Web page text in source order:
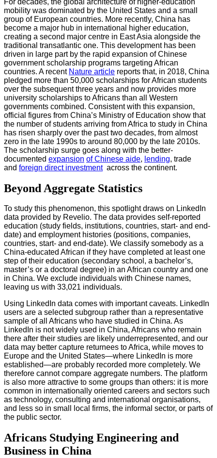
mobility was dominated by the United States and a small
group of European countries. More recently, China has
become a major hub in international higher education,
creating a second major centre in East Asia alongside the
traditional transatlantic one. This development has been
driven in large part by the rapid expansion of Chinese
government scholarship programs targeting African
countries. A recent Nature article reports that, in 2018, China
pledged more than 50,000 scholarships for African students
over the subsequent three years and now provides more
university scholarships to Africans than all Western
governments combined. Consistent with this expansion,
official figures from China’s Ministry of Education show that
the number of students arriving from Africa to study in China
has risen sharply over the past two decades, from almost
zero in the late 1990s to around 80,000 by the late 2010s.
The scholarship surge goes along with the better-
documented expansion of Chinese aide, lending, trade
and foreign direct investmentacross the continent.
Beyond Aggregate Statistics
To study this phenomenon, this spotlight draws on LinkedIn
data provided by Revelio. The data provides self-reported
education (study fields, institutions, countries, start- and end-
date) and employment histories (positions, companies,
countries, start- and end-date). We classify somebody as a
China-educated African if they have completed at least one
step of their education (secondary school, a bachelor’s,
master’s or a doctoral degree) in an African country and one
in China. We exclude individuals with Chinese names,
leaving us with 33,021 individuals.
Using LinkedIn data comes with important caveats. LinkedIn
users are a selected subgroup rather than a representative
sample of all Africans who have studied in China. As
LinkedIn is not widely used in China, Africans who remain
there after their studies are likely underrepresented, and our
data may better capture returnees to Africa, while moves to
Europe and the United States—where LinkedIn is more
established—are probably recorded more completely. We
therefore cannot compare aggregate numbers. The platform
is also more attractive to some groups than others: it is more
common in internationally oriented careers and sectors such
as technology, consulting and international organisations,
and less so in small local firms, the informal sector, or parts of
the public sector.
Africans Studying Engineering and
Business in China